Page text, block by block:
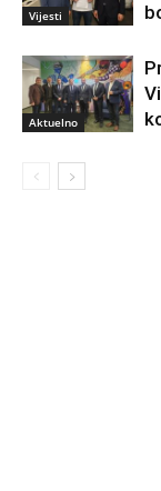
Vijesti
Aktuelno